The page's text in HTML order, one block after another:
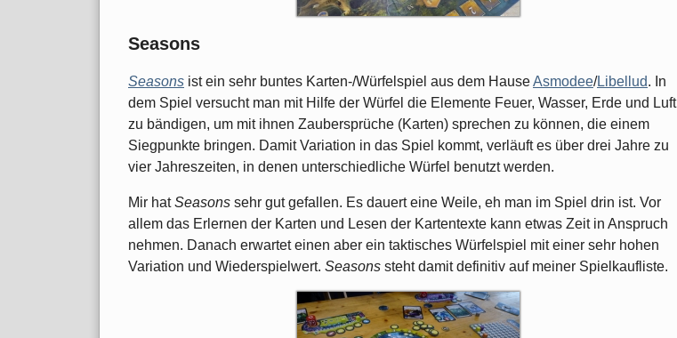
Seasons
Seasons ist ein sehr buntes Karten-/Würfelspiel aus dem HauseAsmodee/Libellud. In
dem Spiel versucht man mit Hilfe der Würfel die Elemente Feuer, Wasser, Erde und Luft
zu bändigen, um mit ihnen Zaubersprüche (Karten) sprechen zu können, die einem
Siegpunkte bringen. Damit Variation in das Spiel kommt, verläuft es über drei Jahre zu
vier Jahreszeiten, in denen unterschiedliche Würfel benutzt werden.
Mir hatSeasons sehr gut gefallen. Es dauert eine Weile, eh man im Spiel drin ist. Vor
allem das Erlernen der Karten und Lesen der Kartentexte kann etwas Zeit in Anspruch
nehmen. Danach erwartet einen aber ein taktisches Würfelspiel mit einer sehr hohen
Variation und Wiederspielwert. Seasons steht damit definitiv auf meiner Spielkaufliste.